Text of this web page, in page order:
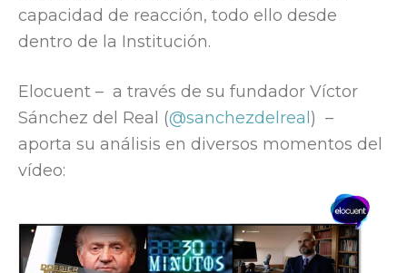
capacidad de reacción, todo ello desde
dentro de la Institución.
Elocuent – a través de su fundador Víctor
Sánchez del Real (@sanchezdelreal ) –
aporta su análisis en diversos momentos del
vídeo: